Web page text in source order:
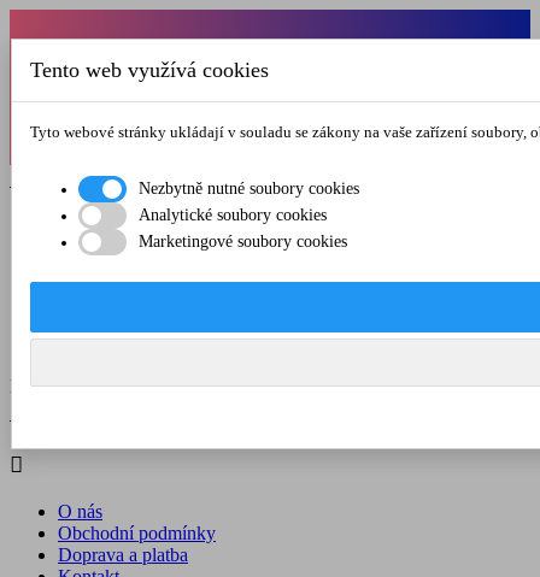
Od 1.7.-31.8.2026 budeme mít v pátek
zkrácenou provozní dobu do 12.00 hod. Přejeme
Registrovat  Přihlásit se
O nás
Kontakt
Menu  

O nás
Obchodní podmínky
Doprava a platba
Tento web využívá cookies
Tyto webové stránky ukládají v souladu se zákony na vaše zařízení
Nezbytně nutné soubory cookies
Analytické soubory cookies
Marketingové soubory cookies